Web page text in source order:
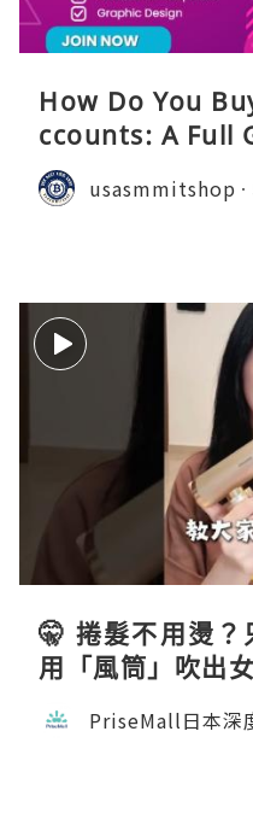
How Do You
ccounts: A Full
usasmmitshop
🤫 捲髮不用燙
用「風筒」吹出
PriseMall日本深